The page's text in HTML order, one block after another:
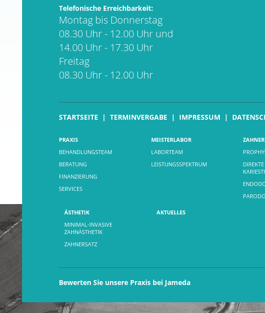
Telefonische Erreichbarkeit:
Montag bis Donnerstag
08.30 Uhr - 12.00 Uhr und
14.00 Uhr - 17.30 Uhr
Freitag
08.30 Uhr - 12.00 Uhr
STARTSEITE TERMINVERGABE IMPRESSUM
PRAXIS
BEHANDLUNGSTEAM
BERATUNG
FINANZIERUNG
SERVICES
MEISTERLABOR
LABORTEAM
LEISTUNGSSPEKTRUM
ÄSTHETIK
MINIMAL-INVASIVE
ZAHNÄSTHETIK
ZAHNERSATZ
AKTUELLES
Bewerten Sie unsere Praxis bei Jameda